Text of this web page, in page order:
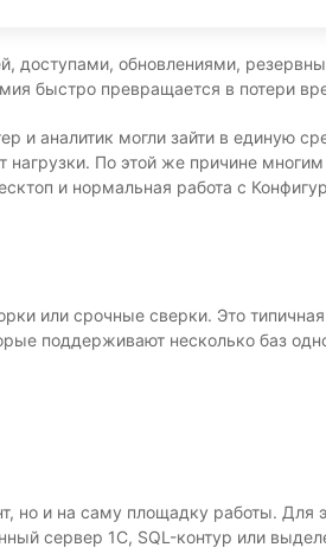
доступами, обновлениями,
быстро превращается в потери
и аналитик могли зайти в единую
По этой же причине многим
и нормальная работа с
или срочные сверки. Это
поддерживают несколько баз
но и на саму площадку работы. Для
сервер 1С, SQL-контур или